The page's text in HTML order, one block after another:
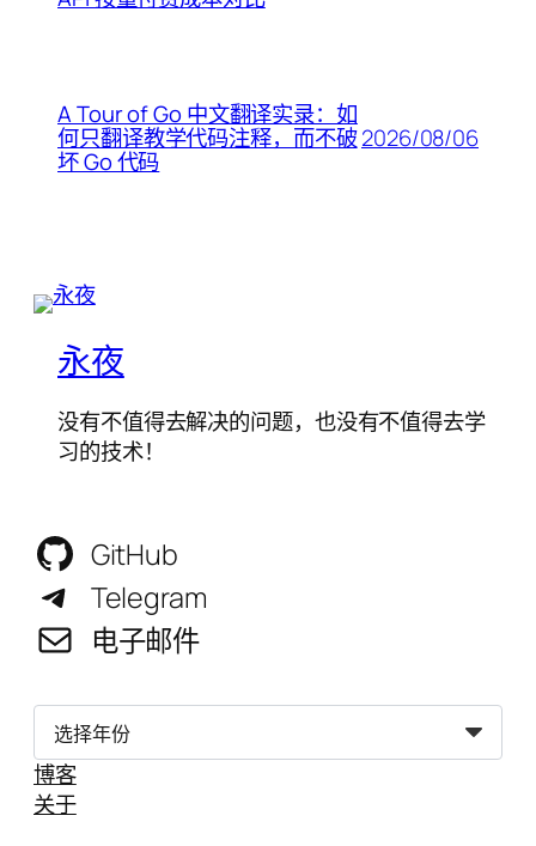
A Tour of Go 中文翻译实录：如
何只翻译教学代码注释，而不破
坏 Go 代码
2026/08/06
永夜
没有不值得去解决的问题，也没有不值得去学
习的技术！
GitHub
Telegram
电子邮件
归
博客
关于